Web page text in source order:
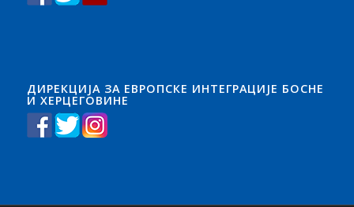
ДИРЕКЦИЈА ЗА ЕВРОПСКЕ ИНТЕГРАЦИЈЕ БОСНЕ
И ХЕРЦЕГОВИНЕ